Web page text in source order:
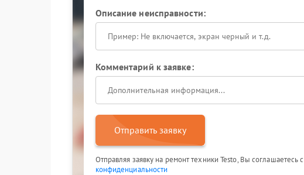
Описание неисправности:
Комментарий к заявке:
Отправить заявку
Отправляя заявку на ремонт техники Testo, Вы соглашаетесь с
конфиденциальности